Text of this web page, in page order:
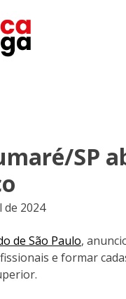
SP
de 2024
de São Paulo,
e formar